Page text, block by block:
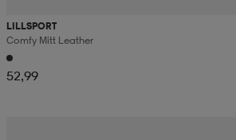
LILLSPORT
Comfy Mitt Leather
52,99